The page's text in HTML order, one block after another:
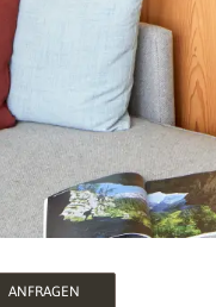
ANFRAGEN